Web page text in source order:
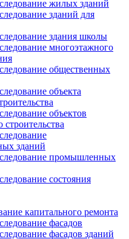
жилых зданий
зданий для
здания школы
многоэтажного
общественных
объекта
объектов
зданий
промышленных
состояния
капитального ремонта
фасадов
фасадов зданий